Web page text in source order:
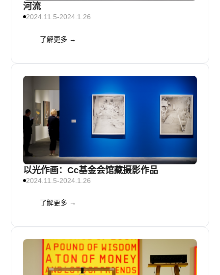
河流
2024.11.5-2024.1.26
了解更多 →
以光作画：Cc基金会馆藏摄影作品
2024.11.5-2024.1.26
了解更多 →